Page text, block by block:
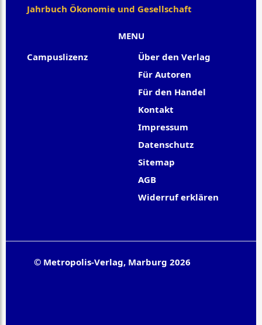
MENU
Campuslizenz
Über den Verlag
Für Autoren
Für den Handel
Kontakt
Impressum
Datenschutz
Sitemap
AGB
Widerruf erklären
Jahrbuch Ökonomie und Gesellschaft
© Metropolis-Verlag, Marburg 2026